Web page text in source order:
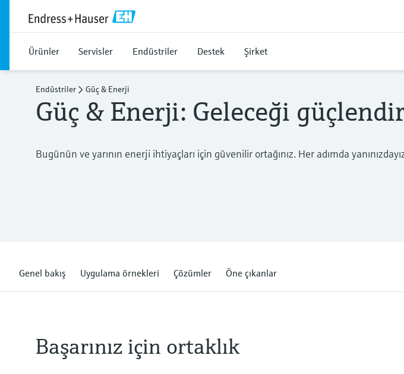
Ürünler Servisler Endüstriler Destek Şirket
Endüstriler Güç & Enerji
Güç & Enerji: Geleceği
Bugünün ve yarının enerji ihtiyaçları için güvenilir ortağınız. Her adımda
Genel bakış Uygulama örnekleri Çözümler Öne çıkanlar
Başarınız için ortaklık